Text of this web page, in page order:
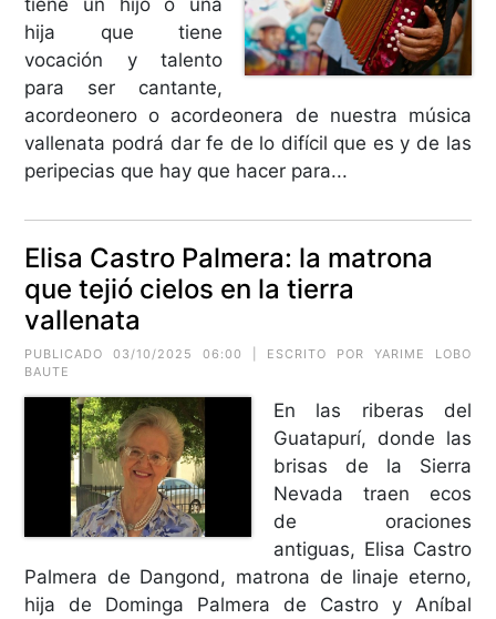
hija que tiene
vocación y talento
para ser cantante,
acordeonero o acordeonera de nuestra música
vallenata podrá dar fe de lo difícil que es y de las
peripecias que hay que hacer para...
Elisa Castro Palmera: la matrona
que tejió cielos en la tierra
vallenata
PUBLICADO 03/10/2025 06:00 | ESCRITO POR YARIME LOBO
BAUTE
En las riberas del
Guatapurí, donde las
brisas de la Sierra
Nevada traen ecos
de oraciones
antiguas, Elisa Castro
Palmera de Dangond, matrona de linaje eterno,
hija de Dominga Palmera de Castro y Aníbal